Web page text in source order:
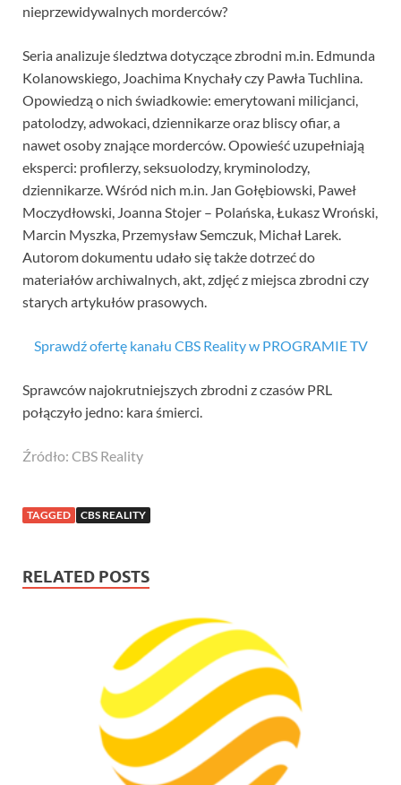
nieprzewidywalnych morderców?
Seria analizuje śledztwa dotyczące zbrodni m.in. Edmunda
Kolanowskiego, Joachima Knychały czy Pawła Tuchlina.
Opowiedzą o nich świadkowie: emerytowani milicjanci,
patolodzy, adwokaci, dziennikarze oraz bliscy ofiar, a
nawet osoby znające morderców. Opowieść uzupełniają
eksperci: profilerzy, seksuolodzy, kryminolodzy,
dziennikarze. Wśród nich m.in. Jan Gołębiowski, Paweł
Moczydłowski, Joanna Stojer – Polańska, Łukasz Wroński,
Marcin Myszka, Przemysław Semczuk, Michał Larek.
Autorom dokumentu udało się także dotrzeć do
materiałów archiwalnych, akt, zdjęć z miejsca zbrodni czy
starych artykułów prasowych.
Sprawdź ofertę kanału CBS Reality w PROGRAMIE TV
Sprawców najokrutniejszych zbrodni z czasów PRL
połączyło jedno: kara śmierci.
Źródło: CBS Reality
TAGGED CBS REALITY
RELATED POSTS